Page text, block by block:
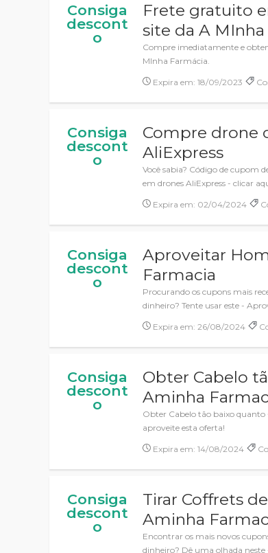
Consiga
descont
o
Frete gratuito
site da A
Compre imediatamente e
MInha Farmácia.
Expira em: 18/09/2023
Consiga
descont
o
Compre drone
AliExpress
Você sabia? Código de cupom
em drones AliExpress - clicar
Expira em: 02/04/2024
Consiga
descont
o
Aproveitar
Farmacia
Procurando os cupons mais
dinheiro? Tente usar este -
Expira em: 26/08/2024
Consiga
descont
o
Obter Cabelo
Aminha
Obter Cabelo tão baixo
aproveite esta oferta!
Expira em: 14/08/2024
Consiga
descont
o
Tirar Coffrets
Aminha
Encontrar os mais novos
dinheiro? Dê uma olhada